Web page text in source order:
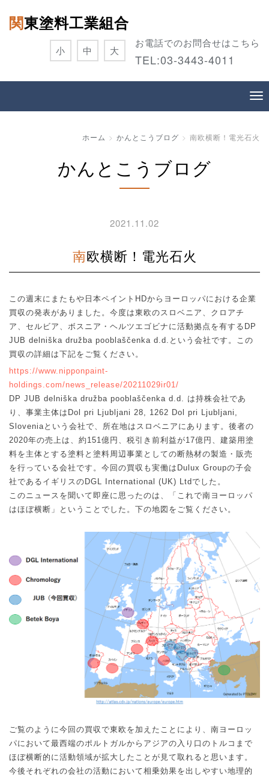
関東塗料工業組合
お電話でのお問合せはこちら
TEL:03-3443-4011
小 中 大
ホーム かんとこうブログ 南欧横断！電光石火
かんとこうブログ
2021.11.02
南欧横断！電光石火
この週末にまたもや日本ペイント HDからヨーロッパにおける企業
買収の発表がありました。今度は東欧のスロベニア、クロアチ
ア、セルビア、ボスニア・ヘルツエゴビナに活動拠点を有する DP
JUB delniška družba pooblaščenka d.d. という会社です。この
買収の詳細は下記をご覧ください。
https://www.nipponpaint-
holdings.com/news_release/20211029ir01/
DP JUB delniška družba pooblaščenka d.d. は持株会社であ
り、事業主体は Dol pri Ljubljani 28, 1262 Dol pri Ljubljani,
Sloveniaという会社で、所在地はスロベニアにあります。後者の
2020年の売上は、約 151億円、税引き前利益が17億円、建築用塗
料を主体とする塗料と塗料周辺事業としての断熱材の製造・販売
を行っている会社です。今回の買収も実働は Dulux Groupの子会
社であるイギリスの DGL International (UK) Ltdでした。
このニュースを聞いて即座に思ったのは、「これで南ヨーロッパ
はほぼ横断」ということでした。下の地図をご覧ください。
ご覧のように今回の買収で東欧を加えたことにより、南ヨーロッ
パにおいて最西端のポルトガルからアジアの入り口のトルコまで
ほぼ横断的に活動領域が拡大したことが見て取れると思います。
今後それぞれの会社の活動において相乗効果を出しやすい地理的